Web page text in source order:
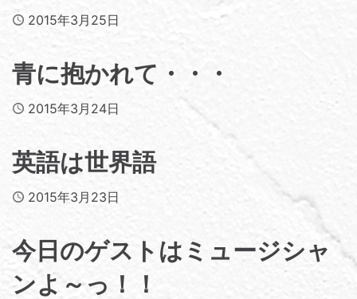
Published
2015年3月25日
青に抱かれて・・・
Published
2015年3月24日
英語は世界語
Published
2015年3月23日
今日のゲストはミュージシャ
ンよ～っ！！